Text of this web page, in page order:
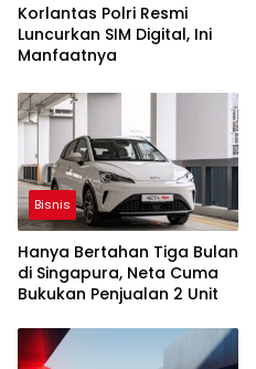
Korlantas Polri Resmi
Luncurkan SIM Digital, Ini
Manfaatnya
Bisnis
Hanya Bertahan Tiga Bulan
di Singapura, Neta Cuma
Bukukan Penjualan 2 Unit